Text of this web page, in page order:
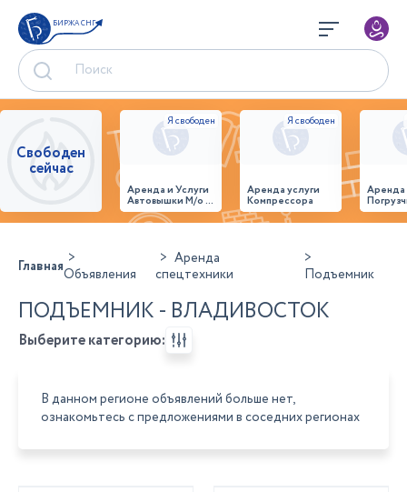
БИРЖА СНГ
Свободен
сейчас
Аренда и Услуги
Автовышки М/о г.
Домодедово
26,28,32 место
Аренда услуги
Компрессора
ГлавнаяОбъявления
Аренда
спецтехники
Подъемник
ПОДЪЕМНИК - ВЛАДИВОСТОК
Выберите категорию:
В данном регионе объявлений больше нет,
ознакомьтесь с предложениями в соседних регионах